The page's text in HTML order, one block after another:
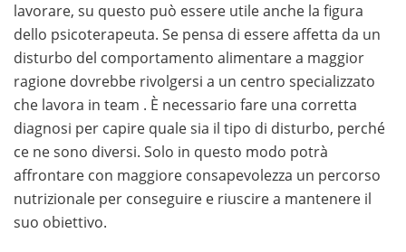
lavorare, su questo può essere utile anche la figura
dello psicoterapeuta. Se pensa di essere affetta da un
disturbo del comportamento alimentare a maggior
ragione dovrebbe rivolgersi a un centro specializzato
che lavora in team . È necessario fare una corretta
diagnosi per capire quale sia il tipo di disturbo, perché
ce ne sono diversi. Solo in questo modo potrà
affrontare con maggiore consapevolezza un percorso
nutrizionale per conseguire e riuscire a mantenere il
suo obiettivo.